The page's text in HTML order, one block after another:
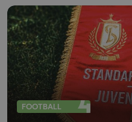
FOOTBALL